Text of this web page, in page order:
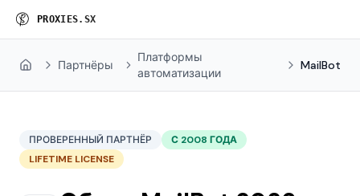
PROXI ES. SX
Home Партнёры
Платформы
автоматизации
MailBot
ПРОВЕРЕННЫЙ ПАРТНЁР
С 2008 ГОДА
LIFETIME LICENSE